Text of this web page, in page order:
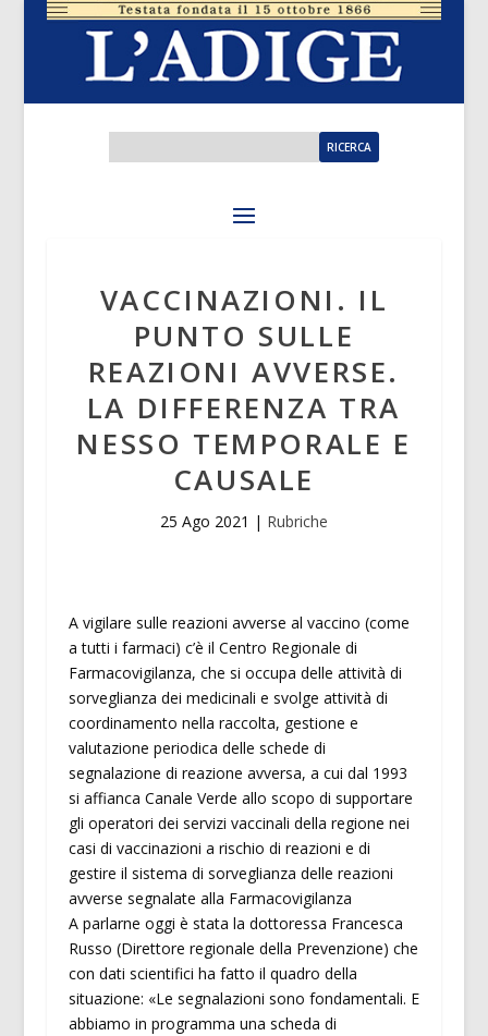
VACCINAZIONI. IL
PUNTO SULLE
REAZIONI AVVERSE.
LA DIFFERENZA TRA
NESSO TEMPORALE E
CAUSALE
25 Ago 2021 | Rubriche
A vigilare sulle reazioni avverse al vaccino (come
a tutti i farmaci) c’è il Centro Regionale di
Farmacovigilanza, che si occupa delle attività di
sorveglianza dei medicinali e svolge attività di
coordinamento nella raccolta, gestione e
valutazione periodica delle schede di
segnalazione di reazione avversa, a cui dal 1993
si affianca Canale Verde allo scopo di supportare
gli operatori dei servizi vaccinali della regione nei
casi di vaccinazioni a rischio di reazioni e di
gestire il sistema di sorveglianza delle reazioni
avverse segnalate alla Farmacovigilanza
A parlarne oggi è stata la dottoressa Francesca
Russo (Direttore regionale della Prevenzione) che
con dati scientifici ha fatto il quadro della
situazione: «Le segnalazioni sono fondamentali. E
abbiamo in programma una scheda di